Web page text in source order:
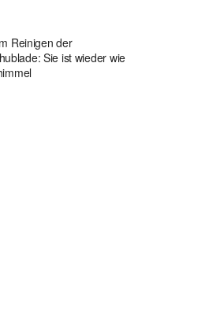
Reinigen der
Sie ist wieder wie